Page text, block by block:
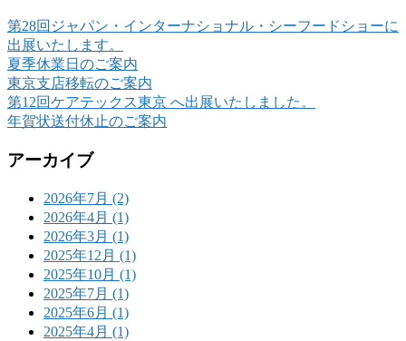
第28回ジャパン・インターナショナル・シーフードショーに
出展いたします。
夏季休業日のご案内
東京支店移転のご案内
第12回ケアテックス東京 へ出展いたしました。
年賀状送付休止のご案内
アーカイブ
2026年7月 (2)
2026年4月 (1)
2026年3月 (1)
2025年12月 (1)
2025年10月 (1)
2025年7月 (1)
2025年6月 (1)
2025年4月 (1)